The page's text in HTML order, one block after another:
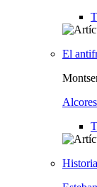
El